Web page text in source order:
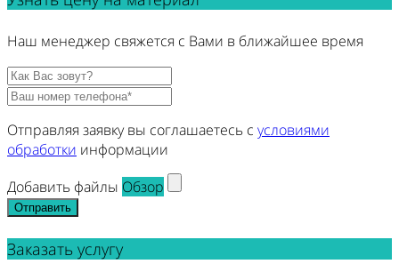
Наш менеджер свяжется с Вами в ближайшее время
Отправляя заявку вы соглашаетесь с условиями
обработки информации
Добавить файлы Обзор
Отправить
Заказать услугу